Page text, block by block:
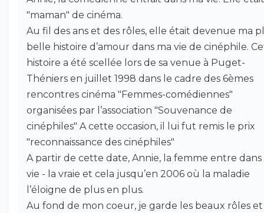
"maman" de cinéma.
Au fil des ans et des rôles, elle était devenue ma
belle histoire d’amour dans ma vie de cinéphile.
histoire a été scellée lors de sa venue à Puget-
Théniers en juillet 1998 dans le cadre des 6èmes
rencontres cinéma "Femmes-comédiennes"
organisées par l’association "Souvenance de
cinéphiles" A cette occasion, il lui fut remis le prix
"reconnaissance des cinéphiles"
A partir de cette date, Annie, la femme entre dans
vie - la vraie et cela jusqu’en 2006 où la maladie
l’éloigne de plus en plus.
Au fond de mon coeur, je garde les beaux rôles et